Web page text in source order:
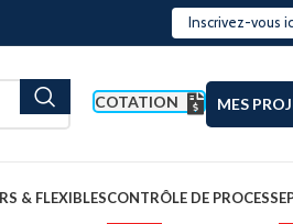
COTATION MES
& FLEXIBLESCONTRÔLE DE PROCESS